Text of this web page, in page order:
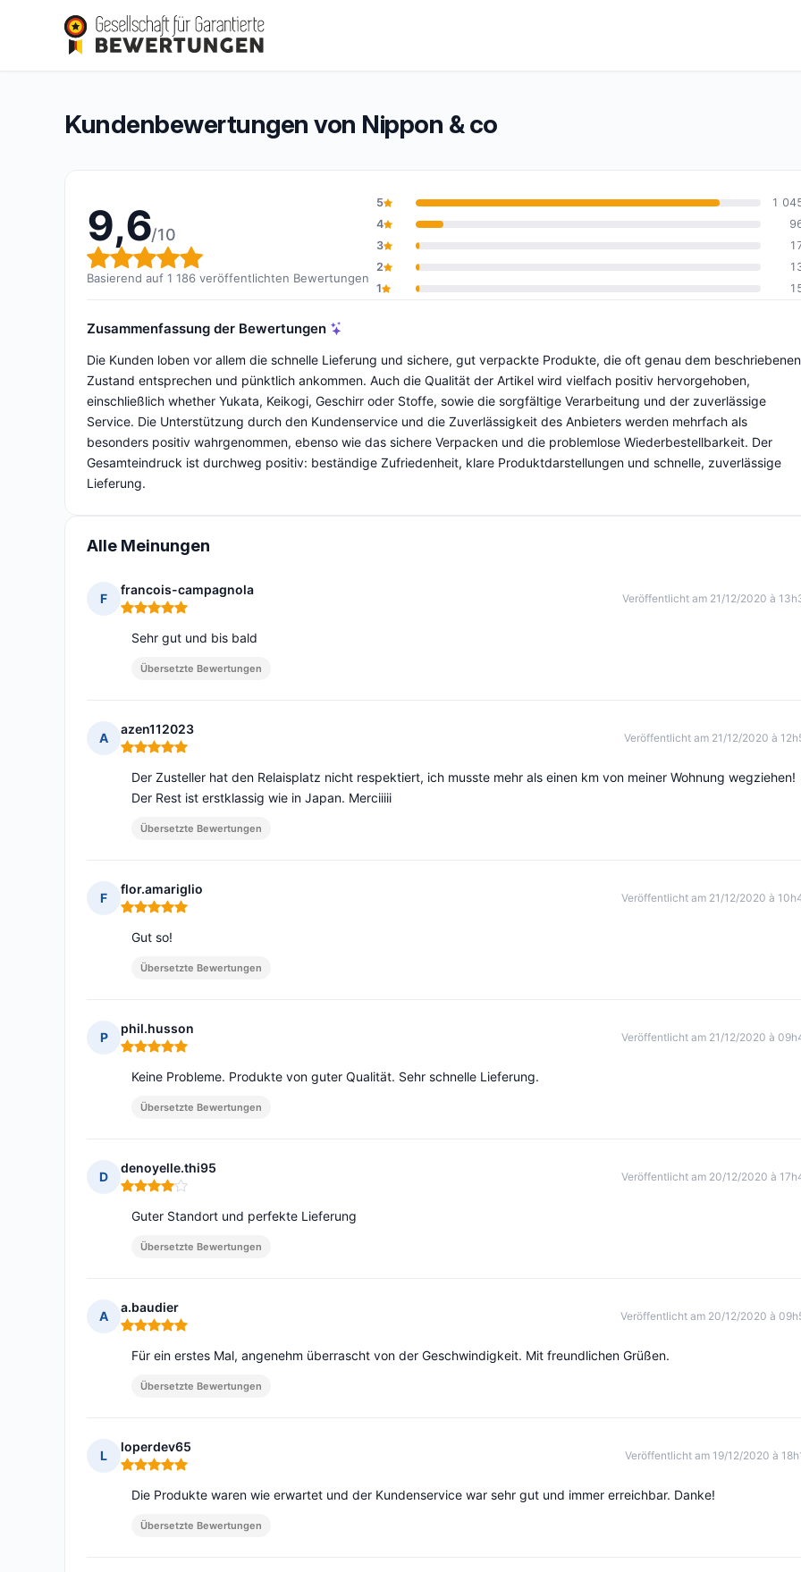
Nippon & co
Gesamtbewertung: 9,6 von 10
9,6/10(1 186 Bewertungen)
Kundenbewertungen von Nippon & co
9,6/10
Gesamtbewertung: 9,6 von 10
Basierend auf 1 186 veröffentlichten Bewertungen
5
1
4
3
2
1
Zusammenfassung der Bewertungen
Die Kunden loben vor allem die schnelle Lieferung und sichere, gut verpackte Produkte, die oft genau dem beschriebenen
Zustand entsprechen und pünktlich ankommen. Auch die Qualität der Artikel wird vielfach positiv hervorgehoben,
einschließlich whether Yukata, Keikogi, Geschirr oder Stoffe, sowie die sorgfältige Verarbeitung und der zuverlässige
Service. Die Unterstützung durch den Kundenservice und die Zuverlässigkeit des Anbieters werden mehrfach als
besonders positiv wahrgenommen, ebenso wie das sichere Verpacken und die problemlose Wiederbestellbarkeit. Der
Gesamteindruck ist durchweg positiv: beständige Zufriedenheit, klare Produktdarstellungen und schnelle, zuverlässige
Lieferung.
Alle Meinungen
F
francois-campagnola
Hinweis: 5 von 5
Veröffentlicht am 21/12/2020 à
Sehr gut und bis bald
Übersetzte Bewertungen
A
azen112023
Hinweis: 5 von 5
Veröffentlicht am 21/12/2020 à
Der Zusteller hat den Relaisplatz nicht respektiert, ich musste mehr als einen km von meiner Wohnung wegziehen!
Der Rest ist erstklassig wie in Japan. Merciiiii
Übersetzte Bewertungen
F
flor.amariglio
Hinweis: 5 von 5
Veröffentlicht am 21/12/2020 à
Gut so!
Übersetzte Bewertungen
P
phil.husson
Hinweis: 5 von 5
Veröffentlicht am 21/12/2020 à
Keine Probleme. Produkte von guter Qualität. Sehr schnelle Lieferung.
Übersetzte Bewertungen
D
denoyelle.thi95
Hinweis: 4 von 5
Veröffentlicht am 20/12/2020 à
Guter Standort und perfekte Lieferung
Übersetzte Bewertungen
A
a.baudier
Hinweis: 5 von 5
Veröffentlicht am 20/12/2020 à
Für ein erstes Mal, angenehm überrascht von der Geschwindigkeit. Mit freundlichen Grüßen.
Übersetzte Bewertungen
L
loperdev65
Hinweis: 5 von 5
Veröffentlicht am 19/12/2020 à
Die Produkte waren wie erwartet und der Kundenservice war sehr gut und immer erreichbar. Danke!
Übersetzte Bewertungen